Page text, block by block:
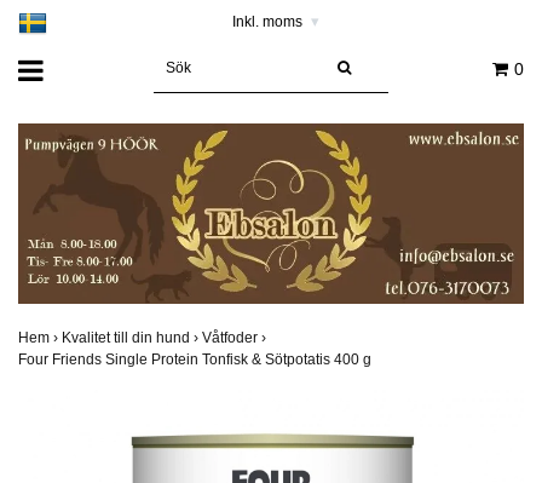
Inkl. moms ▾
0
Hem › Kvalitet till din hund › Våtfoder ›
Four Friends Single Protein Tonfisk & Sötpotatis 400 g